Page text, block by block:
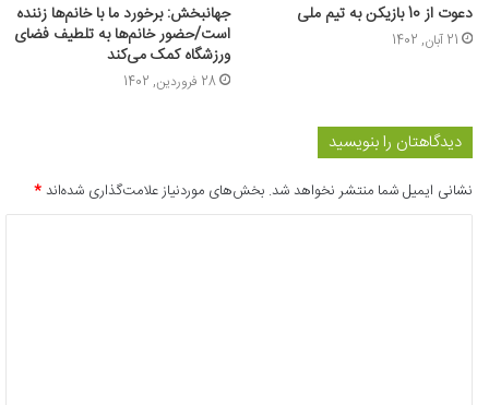
دعوت از 10 بازیکن به تیم ملی
21 آبان, 1402
جهانبخش: برخورد ما با خانم‌ها زننده
است/حضور خانم‌ها به تلطیف فضای
ورزشگاه کمک می‌کند
28 فروردین, 1402
دیدگاهتان را بنویسید
نشانی ایمیل شما منتشر نخواهد شد. بخش‌های موردنیاز علامت‌گذاری شده‌اند*